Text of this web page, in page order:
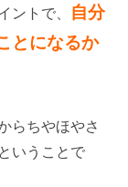
ントで、 自分
とになるか
らちやほやさ
いうことで